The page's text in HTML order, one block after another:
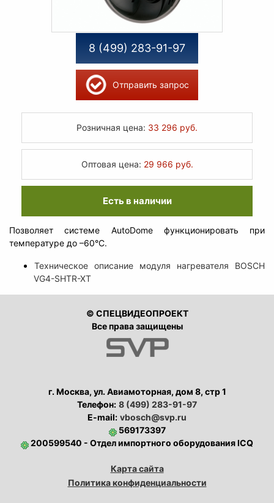
8 (499) 283-91-97
Отправить запрос
Розничная цена: 33 296 руб.
Оптовая цена: 29 966 руб.
Есть в наличии
Позволяет системе AutoDome функционировать при
температуре до –60°C.
Техническое описание модуля нагревателя BOSCH
VG4-SHTR-XT
© СПЕЦВИДЕОПРОЕКТ
Все права защищены
г. Москва, ул. Авиамоторная, дом 8, стр 1
Телефон: 8 (499) 283-91-97
E-mail: vbosch@svp.ru
569173397
200599540 - Отдел импортного оборудования ICQ
Карта сайта
Политика конфиденциальности